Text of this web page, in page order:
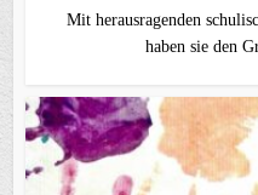
Mit herausragenden
haben sie den